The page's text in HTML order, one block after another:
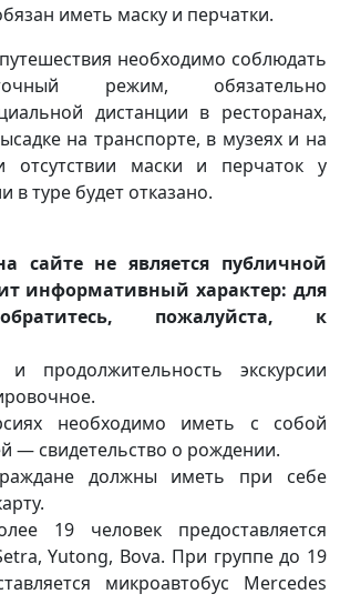
иметь маску и перчатки.
необходимо соблюдать
режим, обязательно
дистанции в ресторанах,
на транспорте, в музеях и на
отсутствии маски и перчаток у
в туре будет отказано.
сайте не является публичной
информативный характер: для
пожалуйста, к
продолжительность экскурсии
необходимо иметь с собой
— свидетельство о рождении.
должны иметь при себе
19 человек предоставляется
Yutong, Bova. При группе до 19
микроавтобус Mercedes